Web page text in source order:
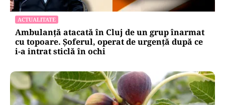
ACTUALITATE
Ambulanță atacată în Cluj de un grup înarmat
cu topoare. Șoferul, operat de urgență după ce
i-a intrat sticlă în ochi